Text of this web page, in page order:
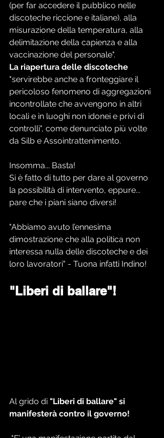
(per far accedere il pubblico nelle
discoteche riccione e italiane), alla
misurazione della temperatura, alla
delimitazione della capienza e alla
vaccinazione del personale".
La riapertura delle discoteche
"servirebbe anche a fronteggiare il
pericoloso fenomeno di aggregazioni
incontrollate che avvengono in altri
locali e in luoghi non idonei e privi di
controlli", come denunciato più volte
da Silb e Assointrattenimento.
Insomma... Basta!
Si è fatto di tutto per dare al governo
la possibilità di intervento, eppure...
pare che i piani siano diversi!
"Abbiamo avuto l’ennesima
dimostrazione che alla politica non
interessa nulla delle discoteche e dei
loro lavoratori" - Tuona infatti Indino!
"Liberi di ballare"!
Al grido di "Liberi di ballare" si
manifesterà contro il governo!